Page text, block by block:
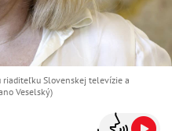
Slovenskej televízie a
Veselský)